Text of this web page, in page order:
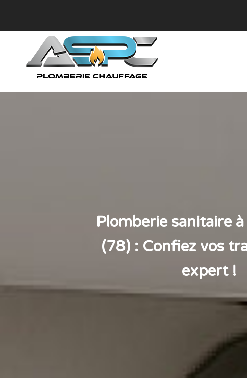
Plomberie sanitaire
(78) : Confiez vos
expert !